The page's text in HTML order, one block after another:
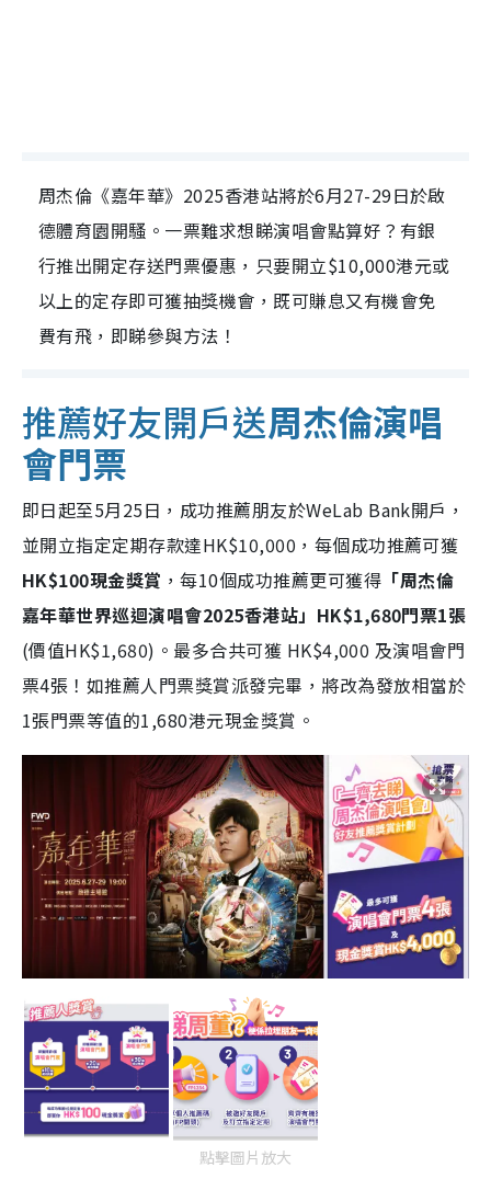
周杰倫《嘉年華》2025香港站將於6月27-29日於啟
德體育園開騷。一票難求想睇演唱會點算好？有銀
行推出開定存送門票優惠，只要開立$10,000港元或
以上的定存即可獲抽獎機會，既可賺息又有機會免
費有飛，即睇參與方法！
推薦好友開戶送周杰倫演唱
會門票
即日起至5月25日，成功推薦朋友於WeLab Bank開戶，
並開立指定定期存款達HK$10,000，每個成功推薦可獲
HK$100現金獎賞 ，每10個成功推薦更可獲得 「周杰倫
嘉年華世界巡迴演唱會2025香港站」HK$1,680門票1張
(價值HK$1,680)。最多合共可獲 HK$4,000 及演唱會門
票4張！如推薦人門票獎賞派發完畢，將改為發放相當於
1張門票等值的1,680港元現金獎賞。
點擊圖片放大